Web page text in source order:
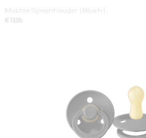
Mushie Speenhouder [ Blush ]
€ 13,95